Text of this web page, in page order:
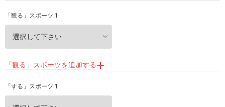
「観る」スポーツ 1
「観る」スポーツを追加する
「する」スポーツ 1